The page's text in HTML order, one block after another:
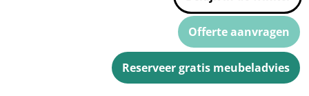
Offerte aanvragen
Reserveer gratis meubeladvies